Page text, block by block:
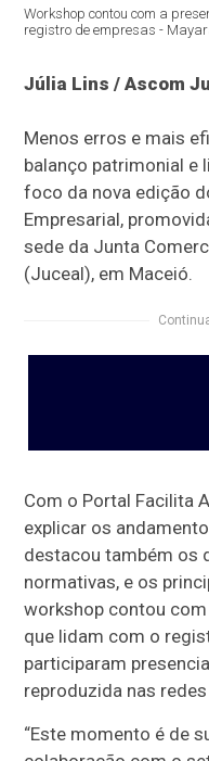
Workshop contou com a
registro de empresas -
Júlia Lins / Ascom
Menos erros e mais
balanço patrimonial e
foco da nova edição
Empresarial,
sede da Junta
(Juceal), em Maceió.
Com o Portal Facilita
explicar os
destacou também os
normativas, e os
workshop contou
que lidam com o
participaram
reproduzida nas
“Este momento é de